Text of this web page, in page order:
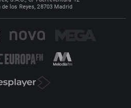
los Reyes, 28703 Madrid